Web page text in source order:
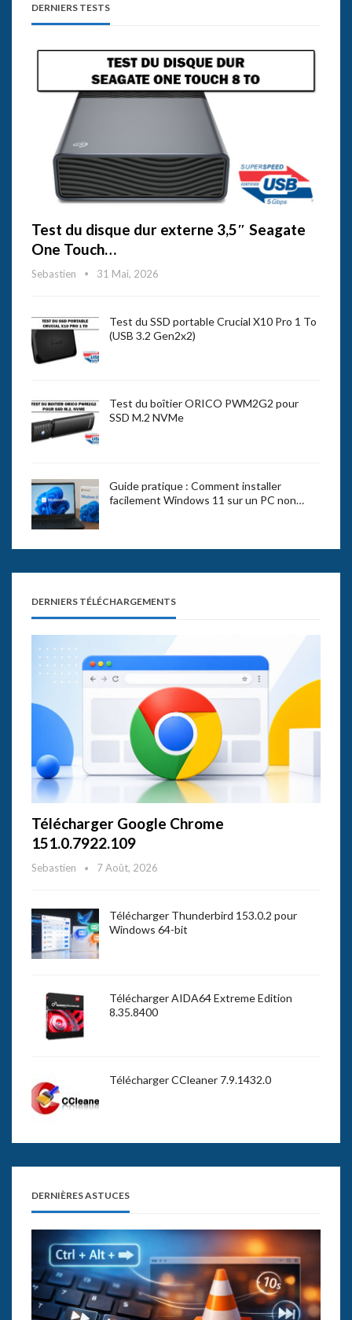
DERNIERS TESTS
Test du disque dur externe 3,5″ Seagate
One Touch…
Sebastien 31 Mai, 2026
Test du SSD portable Crucial X10 Pro 1 To
(USB 3.2 Gen2x2)
Test du boîtier ORICO PWM2G2 pour
SSD M.2 NVMe
Guide pratique : Comment installer
facilement Windows 11 sur un PC non…
DERNIERS TÉLÉCHARGEMENTS
Télécharger Google Chrome
151.0.7922.109
Sebastien 7 Août, 2026
Télécharger Thunderbird 153.0.2 pour
Windows 64-bit
Télécharger AIDA64 Extreme Edition
8.35.8400
Télécharger CCleaner 7.9.1432.0
DERNIÈRES ASTUCES